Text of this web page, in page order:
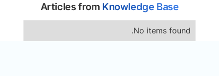
Articles from Knowledge Base
No items found.